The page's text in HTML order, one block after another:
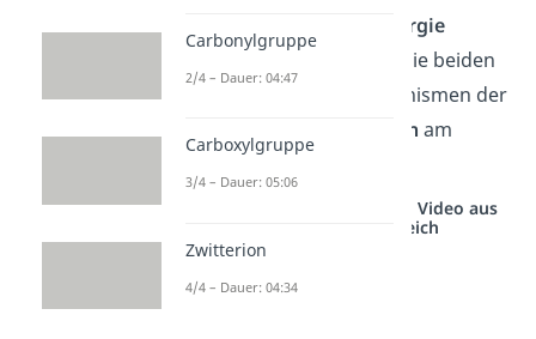
höchste Aktivierungsenergie
besitzt. Schauen wir uns die beiden
unterschiedlichen Mechanismen der
nucleophilen Substitution am
Studyflix vernetzt: Hier ein Video aus
einem anderen Bereich
Carbonylgruppe
2/4 – Dauer: 04:47
Carboxylgruppe
3/4 – Dauer: 05:06
Zwitterion
4/4 – Dauer: 04:34